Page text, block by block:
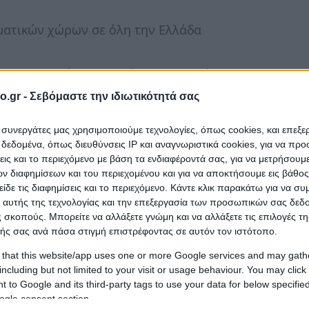
- Σεβόμαστε την ιδιωτικότητά σας
συνεργάτες μας χρησιμοποιούμε τεχνολογίες, όπως cookies, και
όπως διευθύνσεις IP και αναγνωριστικά cookies, για να
και το περιεχόμενο με βάση τα ενδιαφέροντά σας, για να
διαφημίσεων και του περιεχομένου και για να αποκτήσουμε εις
τις διαφημίσεις και το περιεχόμενο. Κάντε κλικ παρακάτω για να
της τεχνολογίας και την επεξεργασία των προσωπικών σας
Μπορείτε να αλλάξετε γνώμη και να αλλάξετε τις επιλογές
σας ανά πάσα στιγμή επιστρέφοντας σε αυτόν τον ιστότοπο.
that this website/app uses one or more Google services and may
but not limited to your visit or usage behaviour. You may
to Google and its third-party tags to use your data for below
consent section.
χώρων σε όλη την Ελλάδα
συσκευών, οικοσκευών
πιάνα, υπερμεγέθη & υπέρβαρα φορτία)
Μεταφορα Οικονομικες Μεταφορες,Διανομες,
Ταχυμεταφορες, Συσκευασιες Συσκευασια,
Ειδικες Μεταφορες, Συναρμολογηση
Μεταφορα Οικοσκευων,
Metakomisi